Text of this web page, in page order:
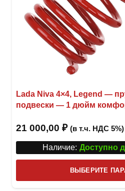
Lada Niva 4×4, Legend —
подвески — 1 дюйм
21 000,00 ₽ (в т.ч. НДС 5%)
Наличие: Доступно
ВЫБЕРИТЕ